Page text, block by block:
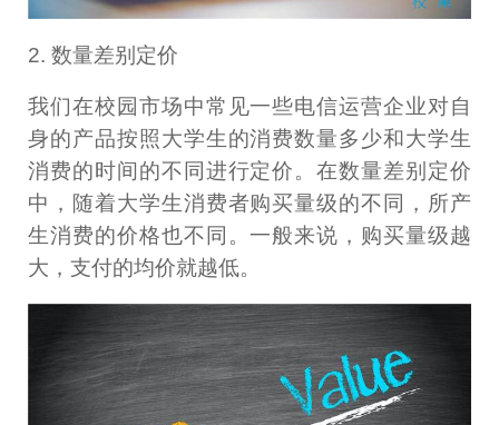
2. 数量差别定价
我们在校园市场中常见一些电信运营企业对自
身的产品按照大学生的消费数量多少和大学生
消费的时间的不同进行定价。在数量差别定价
中，随着大学生消费者购买量级的不同，所产
生消费的价格也不同。一般来说，购买量级越
大，支付的均价就越低。